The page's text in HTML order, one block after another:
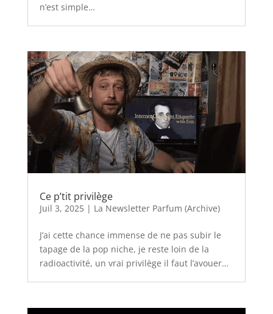
n’est simple…
Ce p’tit privilège
Juil 3, 2025| La Newsletter Parfum (Archive)
J’ai cette chance immense de ne pas subir le
tapage de la pop niche, je reste loin de la
radioactivité, un vrai privilège il faut l’avouer…